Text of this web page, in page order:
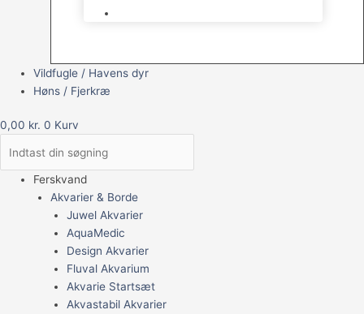
Vildfugle / Havens dyr
Høns / Fjerkræ
0,00 kr. 0 Kurv
Ferskvand
Akvarier & Borde
Juwel Akvarier
AquaMedic
Design Akvarier
Fluval Akvarium
Akvarie Startsæt
Akvastabil Akvarier